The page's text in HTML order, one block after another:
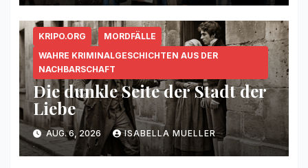
KRIPO.ORG
MORDFÄLLE
WAHRE KRIMINALGESCHICHTEN AUS DER
NACHBARSCHAFT
Die dunkle Seite der Stadt der
Liebe
AUG. 6, 2026 ISABELLA MUELLER